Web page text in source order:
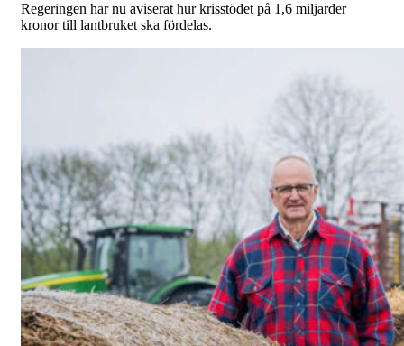
Regeringen har nu aviserat hur krisstödet på 1,6 miljarder
kronor till lantbruket ska fördelas.